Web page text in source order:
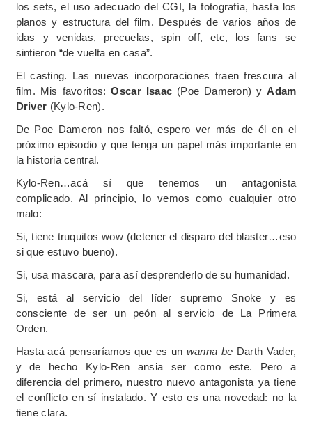
los sets, el uso adecuado del CGI, la fotografía, hasta los
planos y estructura del film. Después de varios años de
idas y venidas, precuelas, spin off, etc, los fans se
sintieron “de vuelta en casa”.
El casting. Las nuevas incorporaciones traen frescura al
film. Mis favoritos:Oscar Isaac (Poe Dameron) yAdam
Driver (Kylo-Ren).
De Poe Dameron nos faltó, espero ver más de él en el
próximo episodio y que tenga un papel más importante en
la historia central.
Kylo-Ren…acá sí que tenemos un antagonista
complicado. Al principio, lo vemos como cualquier otro
malo:
Si, tiene truquitos wow (detener el disparo del blaster…eso
si que estuvo bueno).
Si, usa mascara, para así desprenderlo de su humanidad.
Si, está al servicio del líder supremo Snoke y es
consciente de ser un peón al servicio de La Primera
Orden.
Hasta acá pensaríamos que es un wanna be Darth Vader,
y de hecho Kylo-Ren ansia ser como este. Pero a
diferencia del primero, nuestro nuevo antagonista ya tiene
el conflicto en sí instalado. Y esto es una novedad: no la
tiene clara.